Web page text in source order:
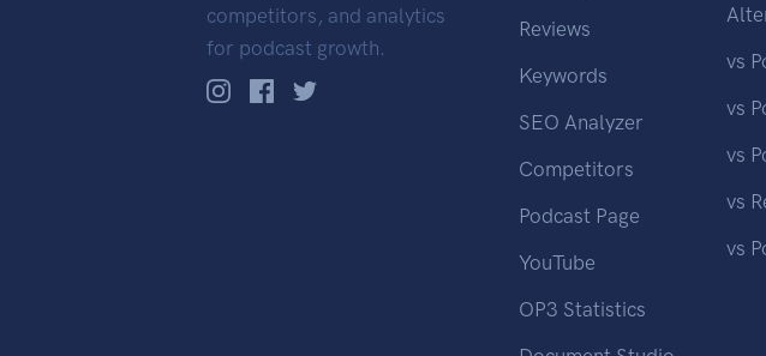
competitors, and analytics
for podcast growth.
Reviews
Keywords
SEO Analyzer
Competitors
Podcast Page
YouTube
OP3 Statistics
vs
vs
vs
vs
vs